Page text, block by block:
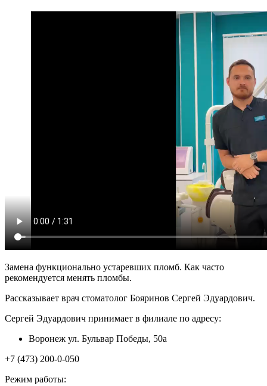
Замена функционально устаревших пломб. Как часто
рекомендуется менять пломбы.
Рассказывает врач стоматолог Бояринов Сергей Эдуардович.
Сергей Эдуардович принимает в филиале по адресу:
Воронеж ул. Бульвар Победы, 50а
+7 (473) 200-0-050
Режим работы: